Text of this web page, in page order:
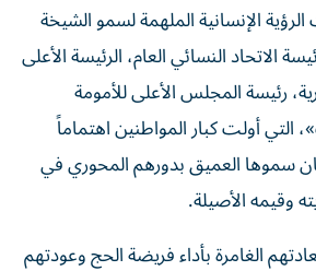
الإنسانية الملهمة لسمو الشيخة
الاتحاد النسائي العام، الرئيسة الأعلى
رئيسة المجلس الأعلى للأمومة
التي أولت كبار المواطنين اهتماماً
سموها العميق بدورهم المحوري في
وقيمه الأصيلة.
الغامرة بأداء فريضة الحج وعودتهم